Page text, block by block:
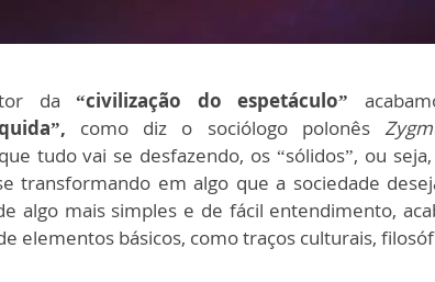
da“civilização do espetáculo”
como diz o sociólogo polonês
tudo vai se desfazendo, os “sólidos”, ou
transformando em algo que a sociedade
algo mais simples e de fácil entendimento,
elementos básicos, como traços culturais,